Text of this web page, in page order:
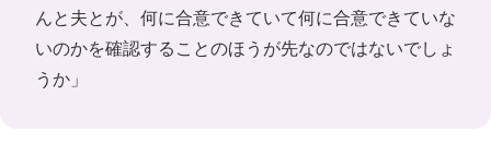
んと夫とが、何に合意できていて何に合意できていな
いのかを確認することのほうが先なのではないでしょ
うか」